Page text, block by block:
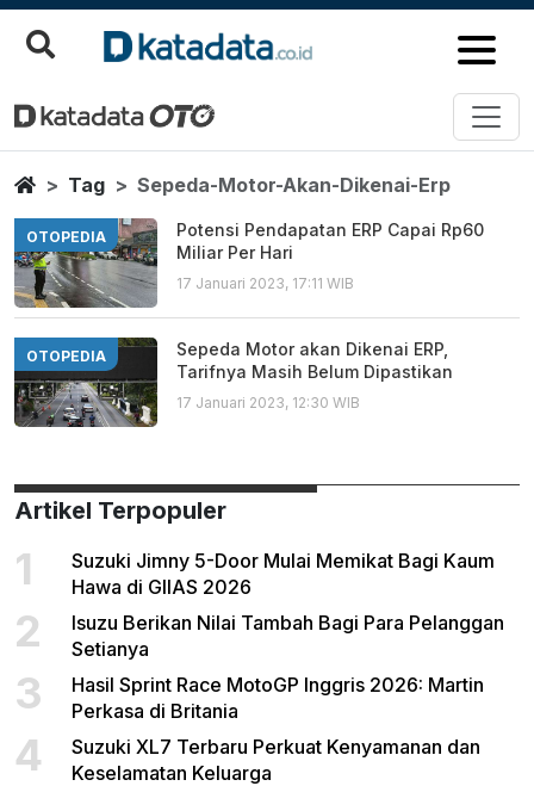
Sepeda Motor Akan Dikenai Erp
Berita Terbaru
HomeTag Sepeda-Motor-Akan-Dikenai-Erp
OTOPEDIA
Potensi Pendapatan ERP Capai Rp60
Miliar Per Hari
17 Januari 2023, 17:11 WIB
OTOPEDIA
Sepeda Motor akan Dikenai ERP,
Tarifnya Masih Belum Dipastikan
17 Januari 2023, 12:30 WIB
Artikel Terpopuler
1
Suzuki Jimny 5-Door Mulai Memikat Bagi Kaum
Hawa di GIIAS 2026
2
Isuzu Berikan Nilai Tambah Bagi Para Pelanggan
Setianya
3
Hasil Sprint Race MotoGP Inggris 2026: Martin
Perkasa di Britania
4
Suzuki XL7 Terbaru Perkuat Kenyamanan dan
Keselamatan Keluarga